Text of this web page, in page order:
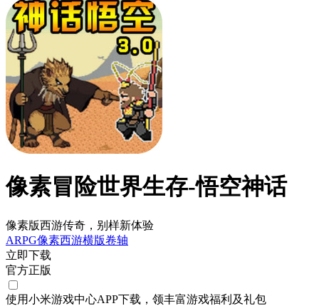
像素冒险世界生存-悟空神话
像素版西游传奇，别样新体验
ARPG像素西游横版卷轴
立即下载
官方正版
使用小米游戏中心APP下载 ，领丰富游戏福利 及礼包